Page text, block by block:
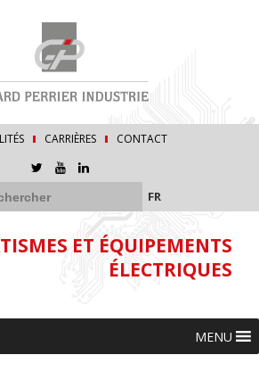
CARRIÈRES CONTACT
FR
ET ÉQUIPEMENTS
ÉLECTRIQUES
MENU